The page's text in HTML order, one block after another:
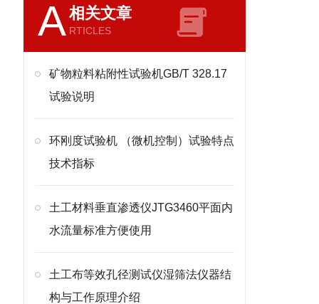
A相关文章
RTICLES
矿物粒料粘附性试验机GB/T 328.17
试验说明
环刚度试验机 （微机控制）试验特点
技术指标
土工材料垂直渗透仪JTG3460平面内
水流量标准方便使用
土工布等效孔径测试仪湿筛法仪器结
构与工作原理介绍